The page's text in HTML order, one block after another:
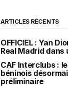
ARTICLES RÉCENTS
OFFICIEL : Yan
Real Madrid
CAF Interclubs :
béninois
préliminaire